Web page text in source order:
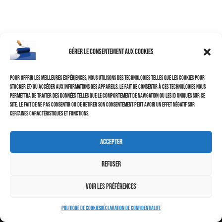
Gérer le consentement aux cookies
Pour offrir les meilleures expériences, nous utilisons des technologies telles que les cookies pour
stocker et/ou accéder aux informations des appareils. Le fait de consentir à ces technologies nous
permettra de traiter des données telles que le comportement de navigation ou les ID uniques sur ce
site. Le fait de ne pas consentir ou de retirer son consentement peut avoir un effet négatif sur
certaines caractéristiques et fonctions.
Accepter
Refuser
Voir les préférences
Politique de cookiesDéclaration de confidentialité
Nos coordonnées
Téléphone : 02 98 61 74 43 / 06 64 58 09 86
Notre localisation
440 le canada - 29850 gouesnou